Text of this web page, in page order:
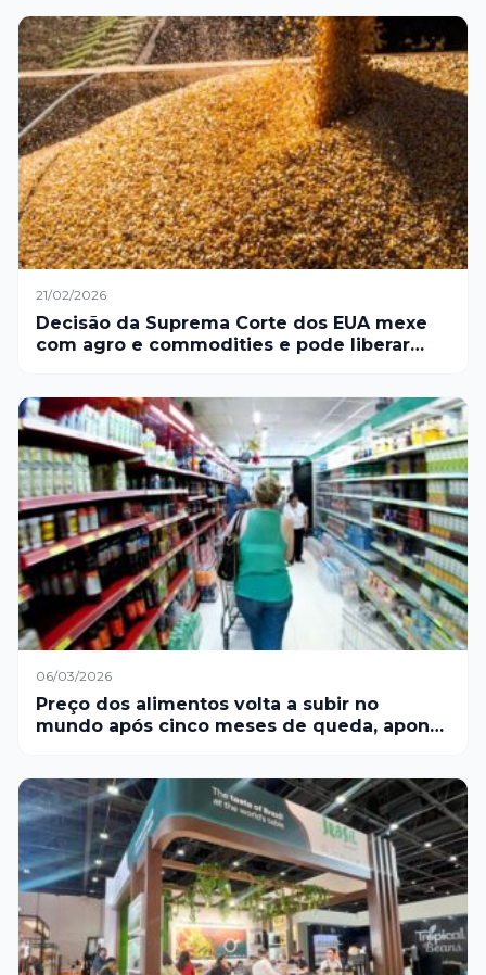
21/02/2026
Decisão da Suprema Corte dos EUA mexe
com agro e commodities e pode liberar
06/03/2026
Preço dos alimentos volta a subir no
mundo após cinco meses de queda, aponta